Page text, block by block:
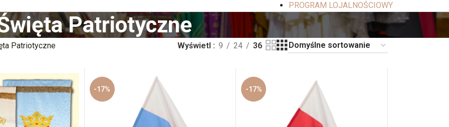
PROGRAM LOJALNOŚCIOWY
Patriotyczne
Patriotyczne Wyświetl 9 24 36
-17% -17%